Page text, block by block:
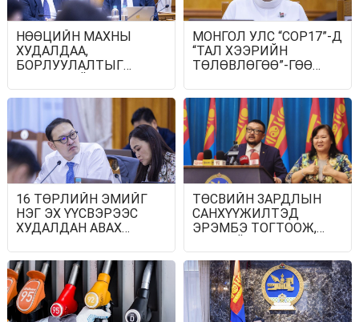
НӨӨЦИЙН МАХНЫ
ХУДАЛДАА,
БОРЛУУЛАЛТЫГ
БОЛГОНО
МОНГОЛ УЛС “COP17”-Д
“ТАЛ ХЭЭРИЙН
ТӨЛӨВЛӨГӨӨ”-ГӨӨ
16 ТӨРЛИЙН ЭМИЙГ
НЭГ ЭХ ҮҮСВЭРЭЭС
ХУДАЛДАН АВАХ
ТӨСВИЙН ЗАРДЛЫН
САНХҮҮЖИЛТЭД
ЭРЭМБЭ ТОГТООЖ,
МӨНГӨН ХӨРӨНГИЙН
ЗОХИЦУУЛАЛТ ХИЙХ
ТОГТООЛ БАТЛАВ